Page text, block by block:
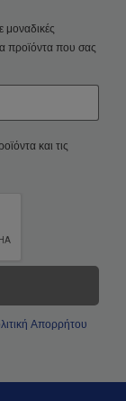
προϊόντα που σας
και τις
Απορρήτου